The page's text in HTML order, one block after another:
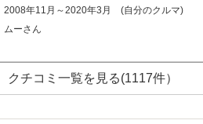
2008年11月～2020年3月 (自分のクルマ)
ムーさん
クチコミ一覧を見る(1117件）